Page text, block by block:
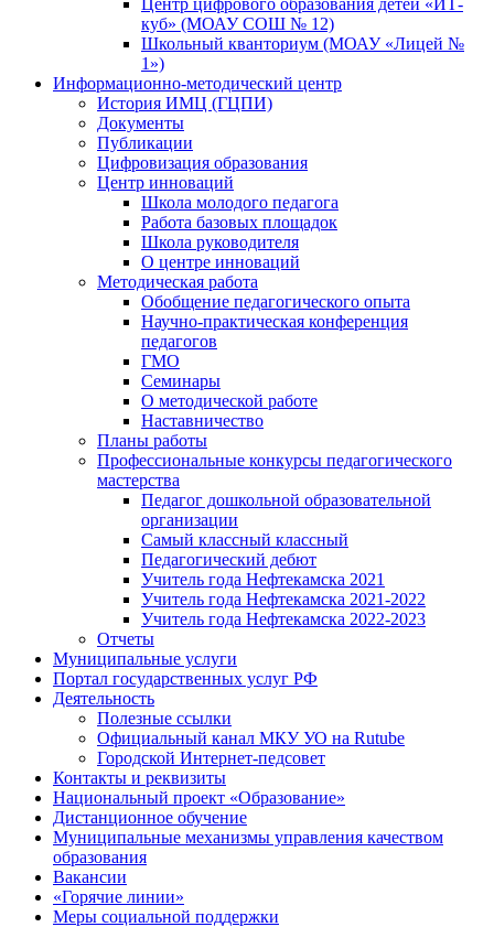
Центр цифрового образования детей «ИТ-
куб» (МОАУ СОШ № 12)
Школьный кванториум (МОАУ «Лицей №
1»)
Информационно-методический центр
История ИМЦ (ГЦПИ)
Документы
Публикации
Цифровизация образования
Центр инноваций
Школа молодого педагога
Работа базовых площадок
Школа руководителя
О центре инноваций
Методическая работа
Обобщение педагогического опыта
Научно-практическая конференция
педагогов
ГМО
Семинары
О методической работе
Наставничество
Планы работы
Профессиональные конкурсы педагогического
мастерства
Педагог дошкольной образовательной
организации
Самый классный классный
Педагогический дебют
Учитель года Нефтекамска 2021
Учитель года Нефтекамска 2021-2022
Учитель года Нефтекамска 2022-2023
Отчеты
Муниципальные услуги
Портал государственных услуг РФ
Деятельность
Полезные ссылки
Официальный канал МКУ УО на Rutube
Городской Интернет-педсовет
Контакты и реквизиты
Национальный проект «Образование»
Дистанционное обучение
Муниципальные механизмы управления качеством
образования
Вакансии
«Горячие линии»
Меры социальной поддержки